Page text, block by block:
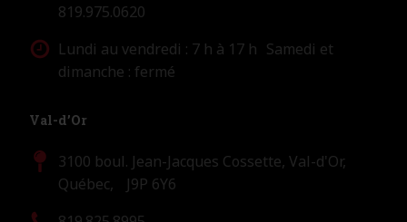
819.975.0620
Lundi au vendredi : 7 h à 17 h Samedi et
dimanche : fermé
Val-d’Or
3100 boul. Jean-Jacques Cossette, Val-d'Or,
Québec, J9P 6Y6